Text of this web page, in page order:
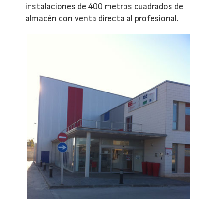
instalaciones de 400 metros cuadrados de
almacén con venta directa al profesional.